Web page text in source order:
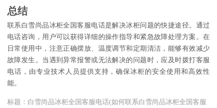
总结
联系白雪尚品冰柜全国客服电话是解决冰柜问题的快捷途径。通过
电话咨询，用户可以获得详细的操作指导和紧急故障处理方案。在
日常使用中，注意正确摆放、温度调节和定期清洁，能够有效减少
故障发生。当遇到异常报警或无法解决的问题时，应及时拨打客服
电话，由专业技术人员提供支持，确保冰柜的安全使用和高效性
能。
标题：白雪尚品冰柜全国客服电话(如何联系白雪尚品冰柜全国客服